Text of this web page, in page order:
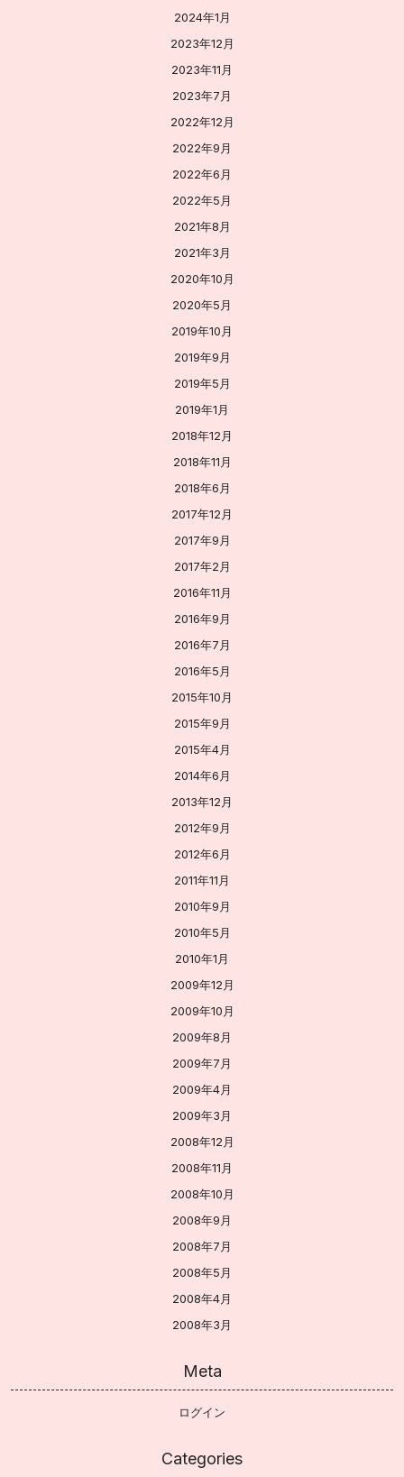
2024年1月
2023年12月
2023年11月
2023年7月
2022年12月
2022年9月
2022年6月
2022年5月
2021年8月
2021年3月
2020年10月
2020年5月
2019年10月
2019年9月
2019年5月
2019年1月
2018年12月
2018年11月
2018年6月
2017年12月
2017年9月
2017年2月
2016年11月
2016年9月
2016年7月
2016年5月
2015年10月
2015年9月
2015年4月
2014年6月
2013年12月
2012年9月
2012年6月
2011年11月
2010年9月
2010年5月
2010年1月
2009年12月
2009年10月
2009年8月
2009年7月
2009年4月
2009年3月
2008年12月
2008年11月
2008年10月
2008年9月
2008年7月
2008年5月
2008年4月
2008年3月
Meta
ログイン
Categories